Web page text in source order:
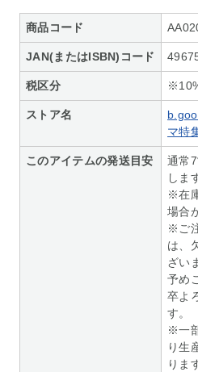
商品コード
JAN(またはISBN)コード
税区分
ストア名
マ特
このアイテムの発送目安
通常
しま
※在
場合
※ご
は、
ざい
予め
卒よ
す。
※一
り生
りま